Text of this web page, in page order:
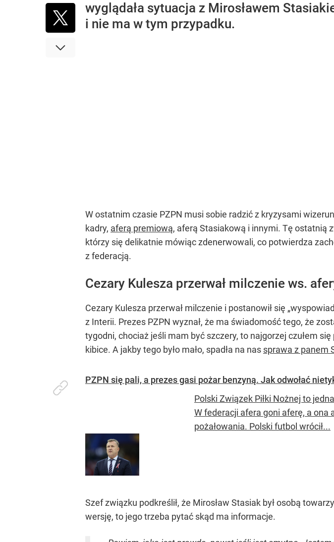
wyglądała sytuacja z Mirosławem
i nie ma w tym przypadku.
W ostatnim czasie PZPN musi sobie radzić z kryzysami
kadry, aferą premiową, aferą Stasiakową i innymi. Tę ostatnią
którzy się delikatnie mówiąc zdenerwowali, co potwierdza
z federacją.
Cezary Kulesza przerwał milczenie ws.
Cezary Kulesza przerwał milczenie i postanowił się
z Interii. Prezes PZPN wyznał, że ma świadomość tego, że
tygodni, chociaż jeśli mam być szczery, to najgorzej czułem
kibice. A jakby tego było mało, spadła na nas sprawa z panem
PZPN się pali, a prezes gasi pożar benzyną. Jak odwołać
Polski Związek Piłki Nożnej to
W federacji afera goni aferę, a
pożałowania. Polski futbol wrócił...
Szef związku podkreślił, że Mirosław Stasiak był osobą
wersję, to jego trzeba pytać skąd ma informacje.